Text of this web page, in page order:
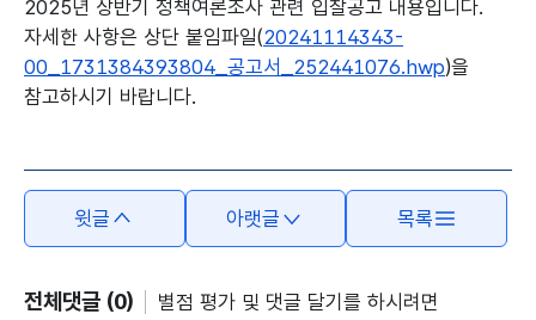
2025년 상반기 정책여론조사 관련 입찰공고 내용입니다.
자세한 사항은 상단 붙임파일(20241114343-
00_1731384393804_공고서_252441076.hwp)을
참고하시기 바랍니다.
윗글 아랫글 목록
전체댓글 (0)
별점 평가 및 댓글 달기를 하시려면